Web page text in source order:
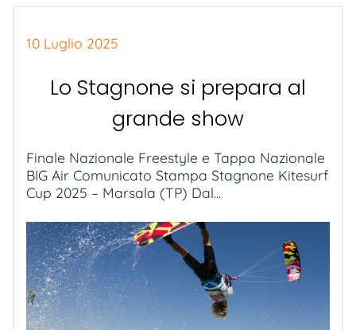
10 Luglio 2025
Lo Stagnone si prepara al
grande show
Finale Nazionale Freestyle e Tappa Nazionale
BIG Air Comunicato Stampa Stagnone Kitesurf
Cup 2025 – Marsala (TP) Dal...